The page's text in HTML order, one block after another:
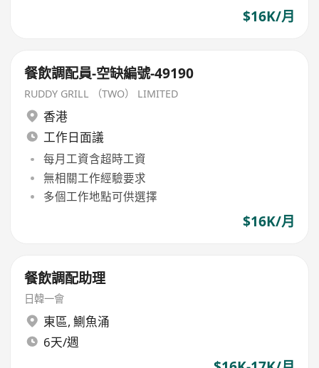
$16K/月
餐飲調配員-空缺編號-49190
RUDDY GRILL （TWO） LIMITED
香港
工作日面議
每月工資含超時工資
無相關工作經驗要求
多個工作地點可供選擇
$16K/月
餐飲調配助理
日韓一會
東區, 鰂魚涌
6天/週